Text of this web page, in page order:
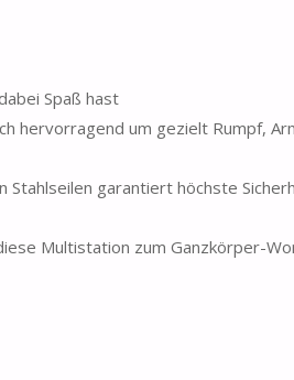
Spaß hast
hervorragend um gezielt Rumpf,
garantiert höchste
Multistation zum Ganzkörper-